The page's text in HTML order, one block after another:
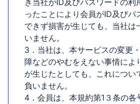
き当社がID及びパスワードの利
ったことにより会員がID及びパ
できず損害が生じても、当社は
いません。
3．当社は、本サービスの変更
障などのやむをえない事情によ
が生じたとしても、これについ
負いません。
4．会員は、本規約第1３条の各